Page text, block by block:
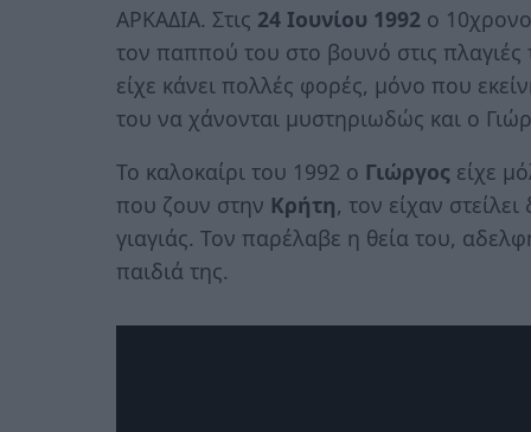
ΑΡΚΑΔΙΑ. Στις 24 Ιουνίου 1992 ο
τον παππού του στο βουνό στις πλαγιές
είχε κάνει πολλές φορές, μόνο που
του να χάνονται μυστηριωδώς και ο
Το καλοκαίρι του 1992 ο Γιώργος είχε
που ζουν στην Κρήτη, τον είχαν
γιαγιάς. Τον παρέλαβε η θεία του,
παιδιά της.